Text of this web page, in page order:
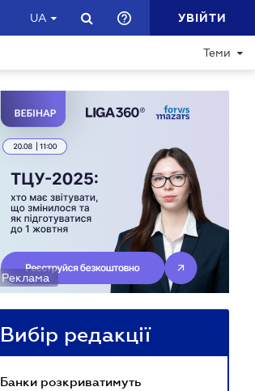
UA УВІЙТИ
Теми
Реклама
Вибір редакції
Банки розкриватимуть